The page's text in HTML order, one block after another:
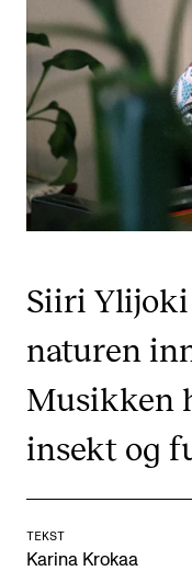
VERKTØY OG
IT og digitale
Canvas
Innkjøp og økonomi
Kommunikasjon
UNDERVISNING
Eksamen og
Timeplaner og
Studentenes
Siiri Ylijoki
naturen
Musikken
insekt og
TEKST
Karina Krokaa